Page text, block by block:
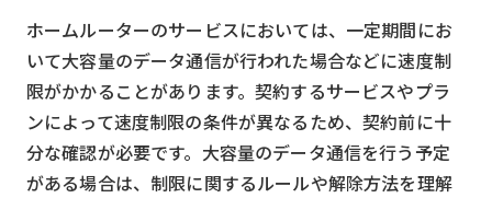
ホームルーターのサービスにおいては、一定期間にお
いて大容量のデータ通信が行われた場合などに速度制
限がかかることがあります。契約するサービスやプラ
ンによって速度制限の条件が異なるため、契約前に十
分な確認が必要です。大容量のデータ通信を行う予定
がある場合は、制限に関するルールや解除方法を理解